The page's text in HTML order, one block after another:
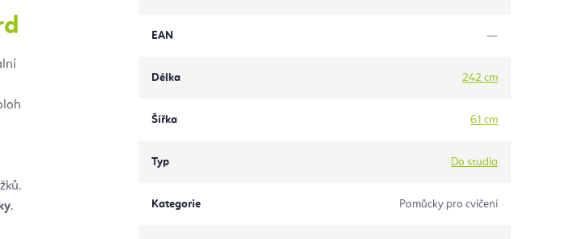
.
EAN —
Délka 242 cm
Šířka 61 cm
Typ Do studia
Kategorie Pomůcky pro cvičení